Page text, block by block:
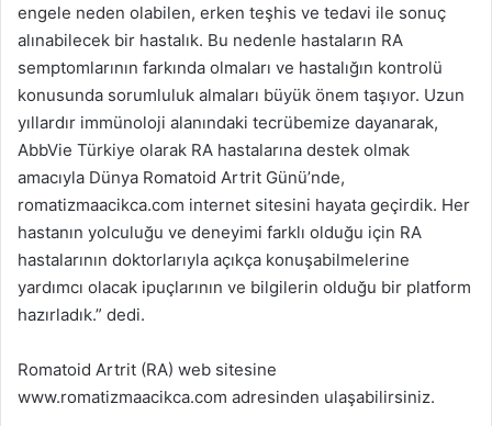
engele neden olabilen, erken teşhis ve tedavi ile sonuç
alınabilecek bir hastalık. Bu nedenle hastaların RA
semptomlarının farkında olmaları ve hastalığın kontrolü
konusunda sorumluluk almaları büyük önem taşıyor. Uzun
yıllardır immünoloji alanındaki tecrübemize dayanarak,
AbbVie Türkiye olarak RA hastalarına destek olmak
amacıyla Dünya Romatoid Artrit Günü’nde,
romatizmaacikca.com internet sitesini hayata geçirdik. Her
hastanın yolculuğu ve deneyimi farklı olduğu için RA
hastalarının doktorlarıyla açıkça konuşabilmelerine
yardımcı olacak ipuçlarının ve bilgilerin olduğu bir platform
hazırladık.” dedi.
Romatoid Artrit (RA) web sitesine
www.romatizmaacikca.com adresinden ulaşabilirsiniz.